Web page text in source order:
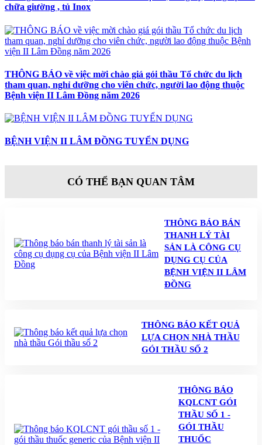
chữa giường , tủ Inox
THÔNG BÁO về việc mời chào giá gói thầu Tổ chức du lịch
tham quan, nghỉ dưỡng cho viên chức, người lao động thuộc
Bệnh viện II Lâm Đồng năm 2026
BỆNH VIỆN II LÂM ĐỒNG TUYỂN DỤNG
CÓ THỂ BẠN QUAN TÂM
THÔNG BÁO BÁN
THANH LÝ TÀI
SẢN LÀ CÔNG CỤ
DỤNG CỤ CỦA
BỆNH VIỆN II LÂM
ĐỒNG
THÔNG BÁO KẾT QUẢ
LỰA CHỌN NHÀ THẦU
GÓI THẦU SỐ 2
THÔNG BÁO
KQLCNT GÓI
THẦU SỐ 1 -
GÓI THẦU
THUỐC